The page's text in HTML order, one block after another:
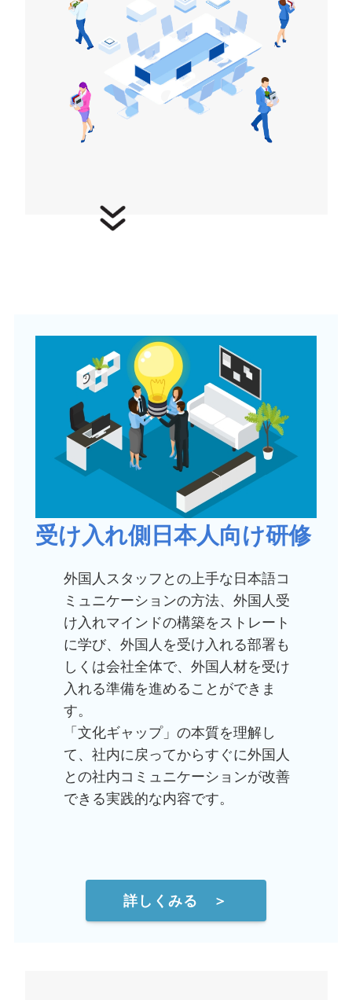
受け入れ側日本人向け研修
外国人スタッフとの上手な日本語コ
ミュニケーションの方法、外国人受
け入れマインドの構築をストレート
に学び、外国人を受け入れる部署も
しくは会社全体で、外国人材を受け
入れる準備を進めることができま
す。
「文化ギャップ」の本質を理解し
て、社内に戻ってからすぐに外国人
との社内コミュニケーションが改善
できる実践的な内容です。
詳しくみる ＞